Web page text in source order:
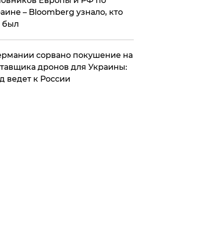
– Bloomberg узнало, кто
был
сорвано покушение на
дронов для Украины:
ведет к России